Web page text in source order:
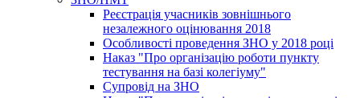
Реєстрація учасників зовнішнього
незалежного оцінювання 2018
Особливості проведення ЗНО у 2018 році
Наказ "Про організацію роботи пункту
тестування на базі колегіуму"
Супровід на ЗНО